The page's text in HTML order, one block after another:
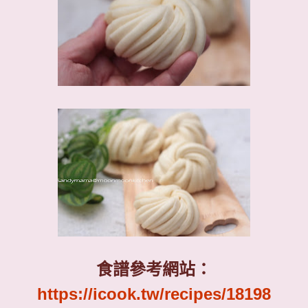
食譜參考網站：
https://icook.tw/recipes/18198